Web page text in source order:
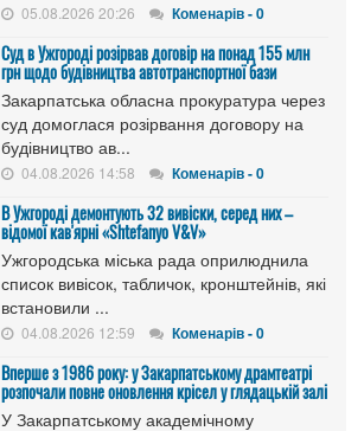
05.08.2026 20:26 Коменарів - 0
Cуд в Ужгороді розірвав договір на понад 155 млн
грн щодо будівництва автотранспортної бази
Закарпатська обласна прокуратура через
суд домоглася розірвання договору на
будівництво ав...
04.08.2026 14:58 Коменарів - 0
В Ужгороді демонтують 32 вивіски, серед них –
відомої кав'ярні «Shtefanyo V&V»
Ужгородська міська рада оприлюднила
список вивісок, табличок, кронштейнів, які
встановили ...
04.08.2026 12:59 Коменарів - 0
Вперше з 1986 року: у Закарпатському драмтеатрі
розпочали повне оновлення крісел у глядацькій залі
У Закарпатському академічному